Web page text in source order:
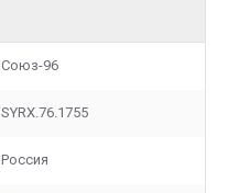
Союз-96
SYRX.76.1755
Россия